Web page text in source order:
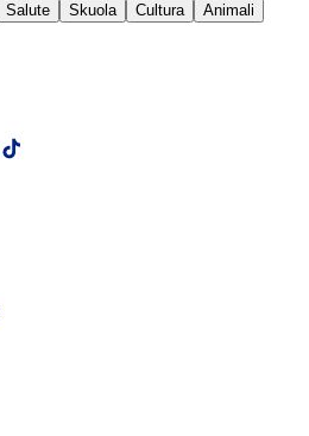
Salute Skuola Cultura
Animali